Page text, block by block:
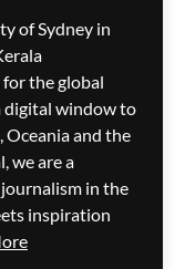
ആശങ്ക
ago
–
of Sydney in
for the global
digital window to
Oceania and the
we are a
in the
inspiration